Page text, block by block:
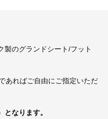
製のグランドシート/フット
あればご自由にご指定いただ
なります。